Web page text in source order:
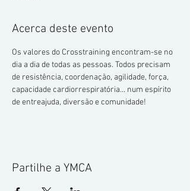
Acerca deste evento
Os valores do Crosstraining encontram-se no
dia a dia de todas as pessoas. Todos precisam
de resistência, coordenação, agilidade, força,
capacidade cardiorrespiratória... num espírito
de entreajuda, diversão e comunidade!
Partilhe a YMCA